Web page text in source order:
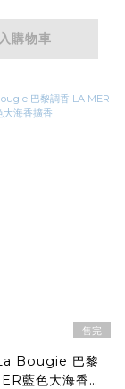
購物車
售完
Bougie 巴黎
藍色大海香擴